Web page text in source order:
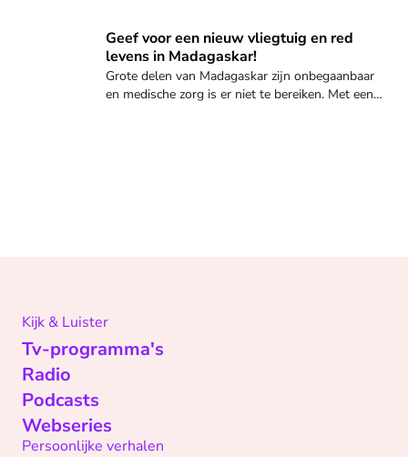
Geef voor een nieuw vliegtuig en red
levens in Madagaskar!
Grote delen van Madagaskar zijn onbegaanbaar
en medische zorg is er niet te bereiken. Met een
Vertel me meer
Kijk & Luister
Tv-programma's
Radio
Podcasts
Webseries
Persoonlijke verhalen